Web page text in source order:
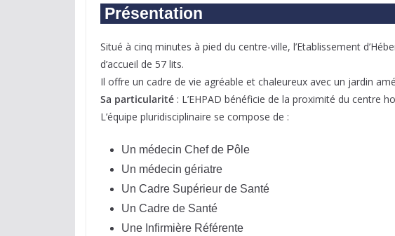
Présentation
Situé à cinq minutes à pied du centre-ville, l’Etablissement
d’accueil de 57 lits.
Il offre un cadre de vie agréable et chaleureux avec un jardin
Sa particularité : L’EHPAD bénéficie de la proximité du centre
L’équipe pluridisciplinaire se compose de :
Un médecin Chef de Pôle
Un médecin gériatre
Un Cadre Supérieur de Santé
Un Cadre de Santé
Une Infirmière Référente